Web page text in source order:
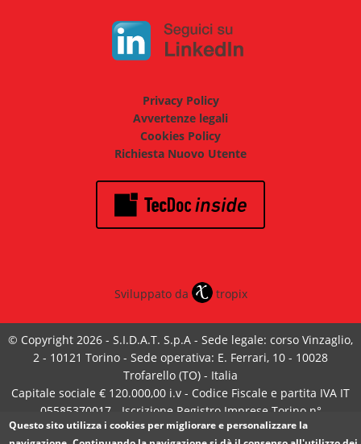
Privacy Policy
Avvertenze legali
Cookies Policy
Richiesta Nuovo Utente
Sviluppato da tropix
© Copyright 2026 - S.I.D.A.T. S.p.A - Sede legale: corso Vinzaglio,
2 - 10121 Torino - Sede operativa: E. Ferrari, 10 - 10028
Trofarello (TO) - Italia
Capitale sociale € 120.000,00 i.v - Codice Fiscale e partita IVA IT
05585370017 - Iscrizione Registro Imprese Torino n°
05585370017 - R.E.A. Torino 720923
Questo sito utilizza i cookies per migliorare e personalizzare la